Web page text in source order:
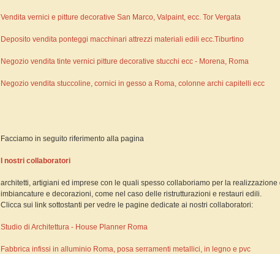
Vendita vernici e pitture decorative San Marco, Valpaint, ecc. Tor Vergata
Deposito vendita ponteggi macchinari attrezzi materiali edili ecc.Tiburtino
Negozio vendita tinte vernici pitture decorative stucchi ecc - Morena, Roma
Negozio vendita stuccoline, cornici in gesso a Roma, colonne archi capitelli ecc
Facciamo in seguito riferimento alla pagina
I nostri collaboratori
architetti, artigiani ed imprese con le quali spesso collaboriamo per la
imbiancature e decorazioni, come nel caso delle ristrutturazioni e restauri edili.
Clicca sui link sottostanti per vedre le pagine dedicate ai nostri collaboratori:
Studio di Architettura - House Planner Roma
Fabbrica infissi in alluminio Roma, posa serramenti metallici, in legno e pvc